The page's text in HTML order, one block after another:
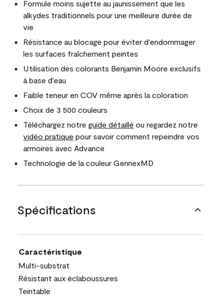
Formule moins sujette au jaunissement que les
alkydes traditionnels pour une meilleure durée de
vie
Résistance au blocage pour éviter d'endommager
les surfaces fraîchement peintes
Utilisation des colorants Benjamin Moore exclusifs
à base d'eau
Faible teneur en COV même après la coloration
Choix de 3 500 couleurs
Téléchargez notre guide détaillé ou regardez notre
vidéo pratique pour savoir comment repeindre vos
armoires avec Advance
Technologie de la couleur GennexMD
Spécifications
Caractéristique
Multi-substrat
Résistant aux éclaboussures
Teintable